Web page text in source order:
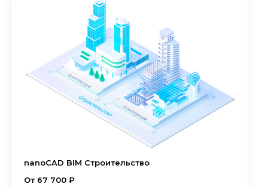
nanoCAD BIM Строительство
От 67 700 ₽